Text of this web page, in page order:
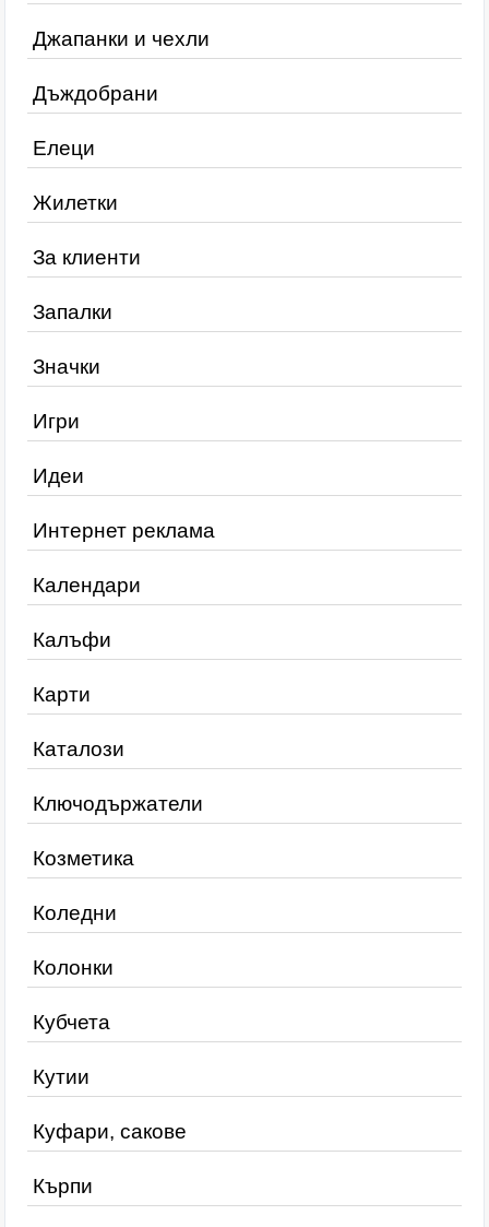
Джапанки и чехли
Дъждобрани
Елеци
Жилетки
За клиенти
Запалки
Значки
Игри
Идеи
Интернет реклама
Календари
Калъфи
Карти
Каталози
Ключодържатели
Козметика
Коледни
Колонки
Кубчета
Кутии
Куфари, сакове
Кърпи